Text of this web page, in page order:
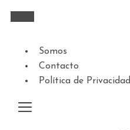
Somos
Contacto
Política de Privacidad